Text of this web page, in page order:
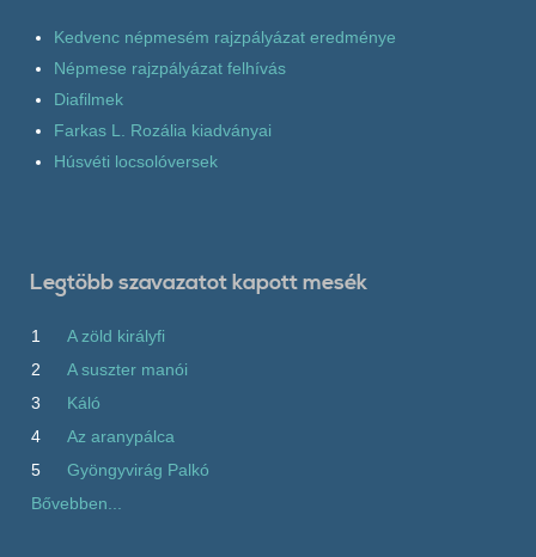
Kedvenc népmesém rajzpályázat eredménye
Népmese rajzpályázat felhívás
Diafilmek
Farkas L. Rozália kiadványai
Húsvéti locsolóversek
Legtöbb szavazatot kapott mesék
1
A zöld királyfi
2
A suszter manói
3
Káló
4
Az aranypálca
5
Gyöngyvirág Palkó
Bővebben...